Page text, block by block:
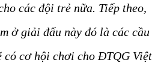
các đội trẻ nữa. Tiếp theo,
ở giải đấu này đó là các cầu
có cơ hội chơi cho ĐTQG Việt